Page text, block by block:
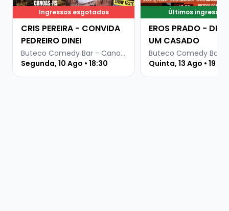
Ingressos esgotados
CRIS PEREIRA - CONVIDA
PEDREIRO DINEI
Buteco Comedy Bar - Canoas
Segunda, 10 Ago • 18:30
Últimos ingressos
EROS PRADO -
UM CASADO
Quinta, 13 Ago • 19